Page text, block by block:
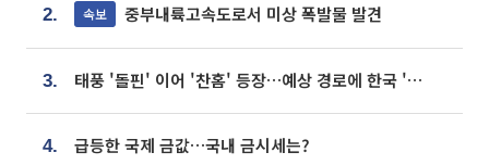
2. 속보 중부내륙고속도로서 미상 폭발물 발견
3. 태풍 '돌핀' 이어 '찬홈' 등장…예상 경로에 한국 '한숨'
4. 급등한 국제 금값…국내 금시세는?